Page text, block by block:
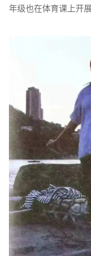
年级也在体育课上开